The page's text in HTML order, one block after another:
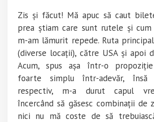
Zis și făcut! Mă apuc să caut
prea știam care sunt rutele și cum
m-am lămurit repede. Ruta
(diverse locații), către USA și apoi
Acum, spus așa într-o
foarte simplu într-adevăr,
respectiv, m-a durut capul
încercând să găsesc combinații de
nici nu mă coste de să